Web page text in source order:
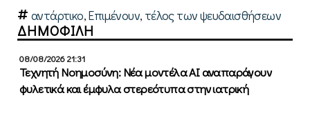
αντάρτικο,Επιμένουν, τέλος των ψευδαισθήσεων
ΔΗΜΟΦΙΛΗ
08/08/2026 21:31
Τεχνητή Νοημοσύνη: Νέα μοντέλα ΑΙ αναπαράγουν
φυλετικά και έμφυλα στερεότυπα στην ιατρική